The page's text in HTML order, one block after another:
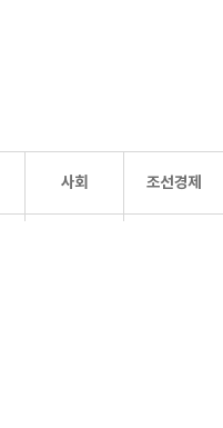
사회 조선경제